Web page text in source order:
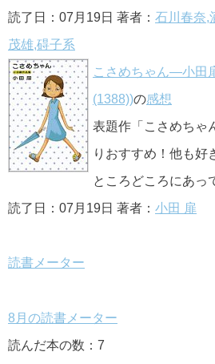
読了日：07月19日 著者： 石川春奈,
茂雄,碍子系
こさめちゃん―小田
(1388))の感想
表題作「こさめちゃ
りおすすめ！他も好
ところどころにあっ
読了日：07月19日 著者： 小田 扉
読書メーター
8月の読書メーター
読んだ本の数：7